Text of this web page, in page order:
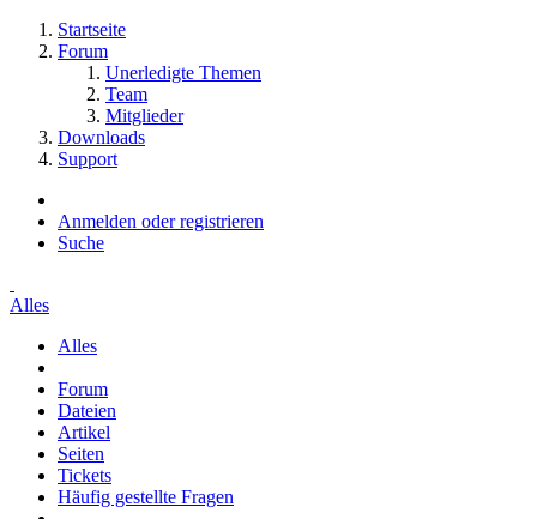
Startseite
Forum
Unerledigte Themen
Team
Mitglieder
Downloads
Support
Anmelden oder registrieren
Suche
Alles
Alles
Forum
Dateien
Artikel
Seiten
Tickets
Häufig gestellte Fragen